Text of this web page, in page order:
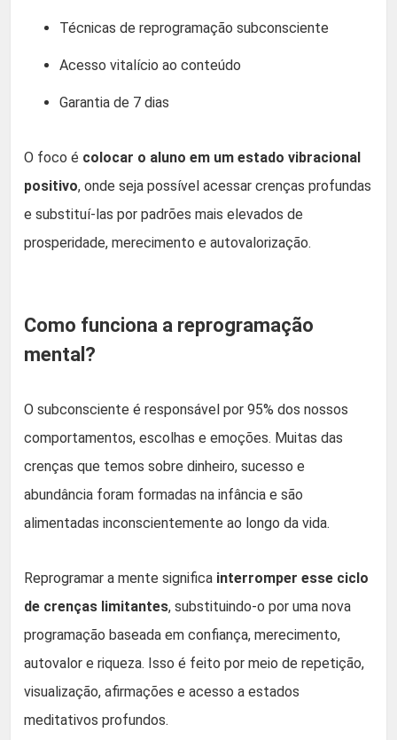
Técnicas de reprogramação subconsciente
Acesso vitalício ao conteúdo
Garantia de 7 dias
O foco é colocar o aluno em um estado vibracional
positivo, onde seja possível acessar crenças profundas
e substituí-las por padrões mais elevados de
prosperidade, merecimento e autovalorização.
Como funciona a reprogramação
mental?
O subconsciente é responsável por 95% dos nossos
comportamentos, escolhas e emoções. Muitas das
crenças que temos sobre dinheiro, sucesso e
abundância foram formadas na infância e são
alimentadas inconscientemente ao longo da vida.
Reprogramar a mente significa interromper esse ciclo
de crenças limitantes, substituindo-o por uma nova
programação baseada em confiança, merecimento,
autovalor e riqueza. Isso é feito por meio de repetição,
visualização, afirmações e acesso a estados
meditativos profundos.